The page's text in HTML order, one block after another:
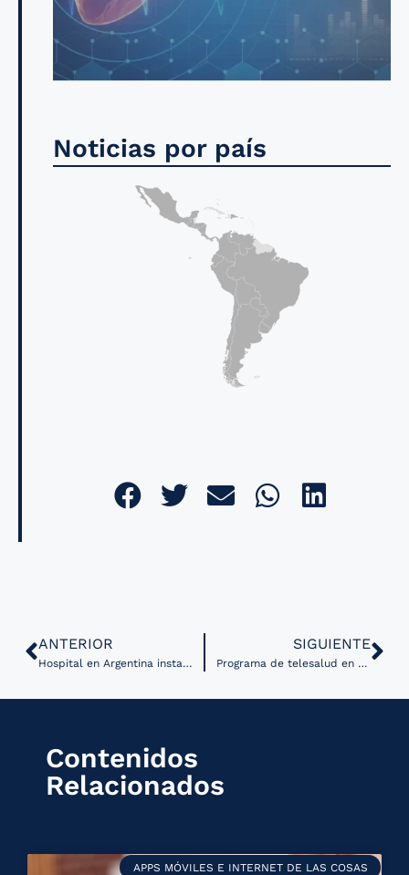
Noticias por país
ANTERIOR
Hospital en Argentina instaló sistema de teleasistencia para pacientes con accidentes cerebrovasculares
SIGUIENTE
Programa de telesalud en el estado de Amazonas, Brasil cumple 15 años
Contenidos
Relacionados
APPS MÓVILES E INTERNET DE LAS COSAS